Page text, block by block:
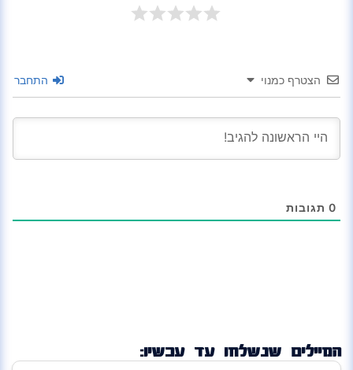
הצטרף כמנוי התחבר
0 תגובות
המיילים שנשלחו עד עכשיו: